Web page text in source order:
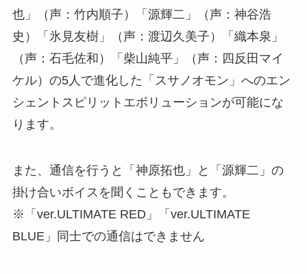
也」（声：竹内順子）「源輝二」（声：神谷浩
史）「氷見友樹」（声：渡辺久美子）「織本泉」
（声：石毛佐和）「柴山純平」（声：四反田マイ
ケル）の5人で進化した「スサノオモン」へのエン
シェントスピリットエボリューションが可能にな
ります。
また、通信を行うと「神原拓也」と「源輝二」の
掛け合いボイスを聞くこともできます。
※「ver.ULTIMATE RED」「ver.ULTIMATE
BLUE」同士での通信はできません